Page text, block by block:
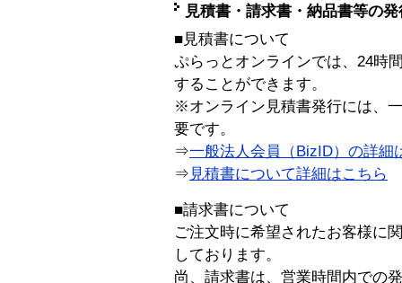
見積書・請求書・納品書等の
■見積書について
ぷらっとオンラインでは、24時
することができます。
※オンライン見積書発行には、
要です。
⇒一般法人会員（BizID）の詳細
⇒ 見積書について詳細はこちら
■請求書について
ご注文時に希望されたお客様に
しております。
尚、請求書は、営業時間内での